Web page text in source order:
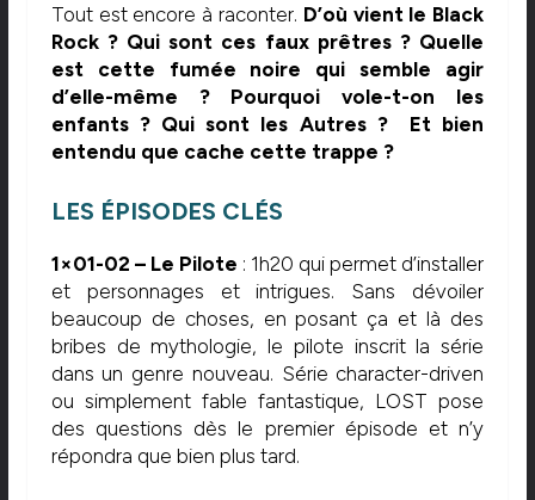
Tout est encore à raconter. D’où vient le Black
Rock ? Qui sont ces faux prêtres ? Quelle
est cette fumée noire qui semble agir
d’elle-même ? Pourquoi vole-t-on les
enfants ? Qui sont les Autres ? Et bien
entendu que cache cette trappe ?
LES ÉPISODES CLÉS
1×01-02 – Le Pilote : 1h20 qui permet d’installer
et personnages et intrigues. Sans dévoiler
beaucoup de choses, en posant ça et là des
bribes de mythologie, le pilote inscrit la série
dans un genre nouveau. Série character-driven
ou simplement fable fantastique, LOST pose
des questions dès le premier épisode et n’y
répondra que bien plus tard.